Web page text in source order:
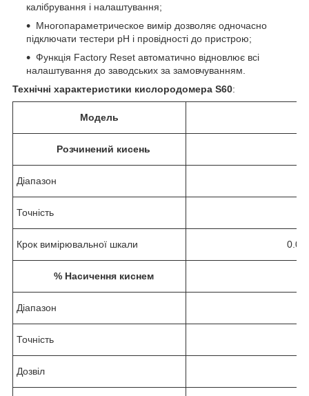
калібрування і налаштування;
Многопараметрическое вимір дозволяє одночасно
підключати тестери pH і провідності до пристрою;
Функція Factory Reset автоматично відновлює всі
налаштування до заводських за замовчуванням.
Технічні характеристики кислородомера S60:
Модель
Розчинений кисень
Діапазон
Точність
Крок вимірювальної шкали
% Насичення киснем
Діапазон
Точність
Дозвіл